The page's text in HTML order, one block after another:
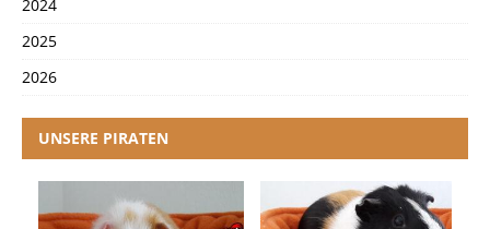
2024
2025
2026
UNSERE PIRATEN